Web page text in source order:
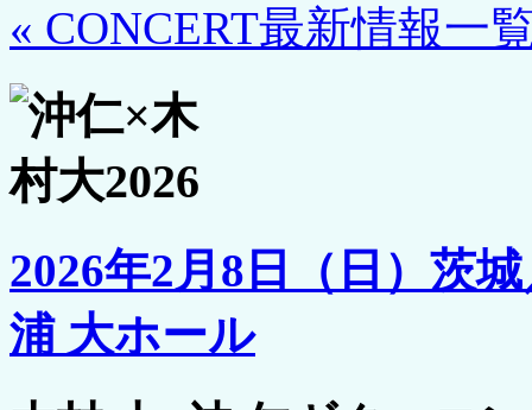
« CONCERT最新情報一
2026年2月8日（日）茨
浦 大ホール